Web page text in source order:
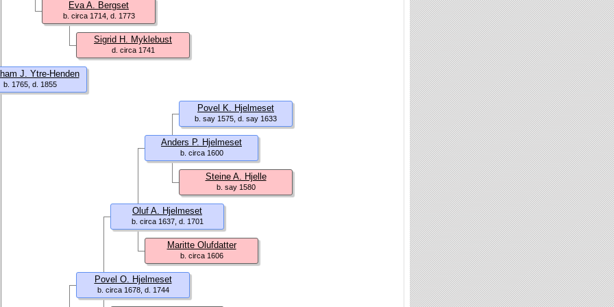
Eva A. Bergset
b. circa 1714, d. 1773
Sigrid H. Myklebust
d. circa 1741
J. Ytre-Henden
b. 1765, d. 1855
Povel K. Hjelmeset
b. say 1575, d. say 1633
Anders P. Hjelmeset
b. circa 1600
Steine A. Hjelle
b. say 1580
Oluf A. Hjelmeset
b. circa 1637, d. 1701
Maritte Olufdatter
b. circa 1606
Povel O. Hjelmeset
b. circa 1678, d. 1744